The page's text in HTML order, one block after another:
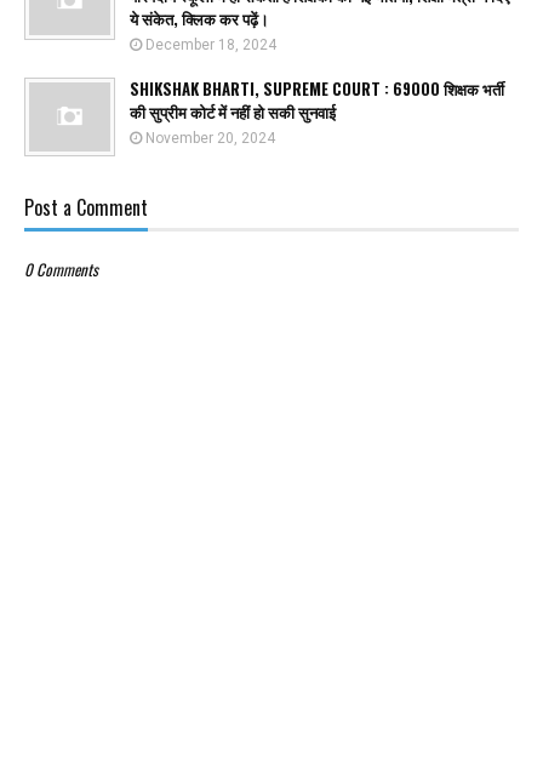
ये संकेत, क्लिक कर पढ़ें।
December 18, 2024
SHIKSHAK BHARTI, SUPREME COURT : 69000 शिक्षक भर्ती
की सुप्रीम कोर्ट में नहीं हो सकी सुनवाई
November 20, 2024
Post a Comment
0 Comments